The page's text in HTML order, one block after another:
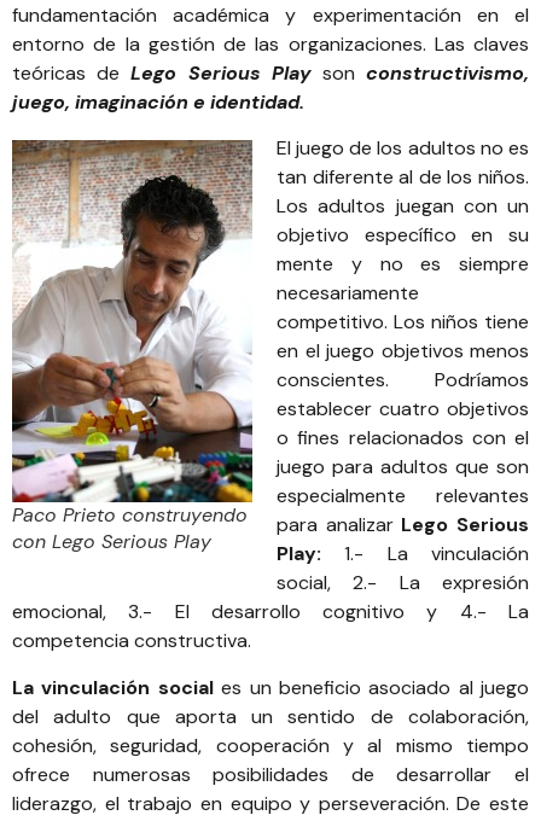
fundamentación académica y experimentación en el
entorno de la gestión de las organizaciones. Las claves
teóricas deLego Serious Play sonconstructivismo,
juego, imaginación e identidad.
Paco Prieto construyendo
con Lego Serious Play
El juego de los adultos no es
tan diferente al de los niños.
Los adultos juegan con un
objetivo específico en su
mente y no es siempre
necesariamente
competitivo. Los niños tiene
en el juego objetivos menos
conscientes. Podríamos
establecer cuatro objetivos
o fines relacionados con el
juego para adultos que son
especialmente relevantes
para analizar Lego Serious
Play:1.- La vinculación
social, 2.- La expresión
emocional, 3.- El desarrollo cognitivo y 4.- La
competencia constructiva.
La vinculación sociales un beneficio asociado al juego
del adulto que aporta un sentido de colaboración,
cohesión, seguridad, cooperación y al mismo tiempo
ofrece numerosas posibilidades de desarrollar el
liderazgo, el trabajo en equipo y perseveración. De este